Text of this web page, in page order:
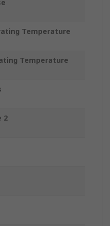
Temperature
Temperature
2